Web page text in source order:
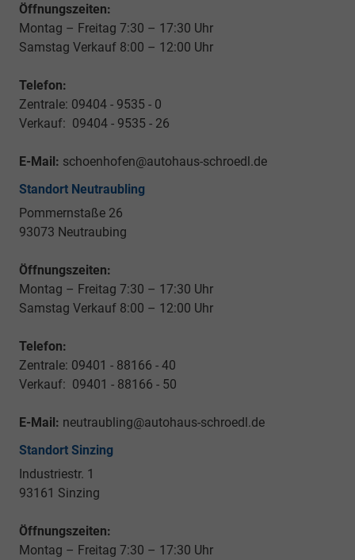
Öffnungszeiten:
Montag – Freitag 7:30 – 17:30 Uhr
Samstag Verkauf 8:00 – 12:00 Uhr
Telefon:
Zentrale: 09404 - 9535 - 0
Verkauf: 09404 - 9535 - 26
E-Mail: schoenhofen@autohaus-schroedl.de
Standort Neutraubling
Pommernstaße 26
93073 Neutraubing
Öffnungszeiten:
Montag – Freitag 7:30 – 17:30 Uhr
Samstag Verkauf 8:00 – 12:00 Uhr
Telefon:
Zentrale: 09401 - 88166 - 40
Verkauf: 09401 - 88166 - 50
E-Mail: neutraubling@autohaus-schroedl.de
Standort Sinzing
Industriestr. 1
93161 Sinzing
Öffnungszeiten:
Montag – Freitag 7:30 – 17:30 Uhr